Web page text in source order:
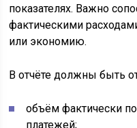
показателях. Важно
фактическими
или экономию.
В отчёте должны быть
объём фактически
платежей;